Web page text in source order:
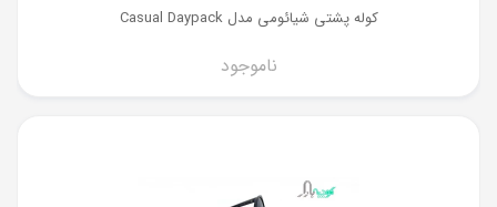
کوله پشتی شیائومی مدل Casual Daypack
ناموجود